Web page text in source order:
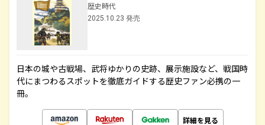
歴史時代
2025.10.23 発売
日本の城や古戦場、武将ゆかりの史跡、展示施設など、戦国時
代にまつわるスポットを徹底ガイドする歴史ファン必携の一
冊。
詳細を見る